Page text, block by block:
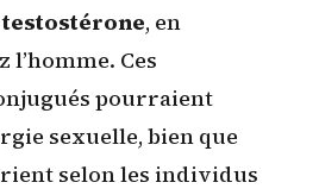
, en
Ces
pourraient
sexuelle, bien que
selon les individus